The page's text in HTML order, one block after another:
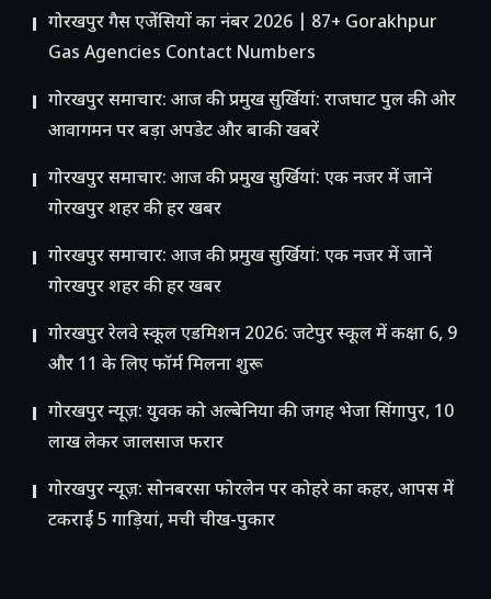
गोरखपुर गैस एजेंसियों का नंबर 2026 | 87+ Gorakhpur
Gas Agencies Contact Numbers
गोरखपुर समाचार: आज की प्रमुख सुर्खियां: राजघाट पुल की ओर
आवागमन पर बड़ा अपडेट और बाकी खबरें
गोरखपुर समाचार: आज की प्रमुख सुर्खियां: एक नजर में जानें
गोरखपुर शहर की हर खबर
गोरखपुर समाचार: आज की प्रमुख सुर्खियां: एक नजर में जानें
गोरखपुर शहर की हर खबर
गोरखपुर रेलवे स्कूल एडमिशन 2026: जटेपुर स्कूल में कक्षा 6, 9
और 11 के लिए फॉर्म मिलना शुरू
गोरखपुर न्यूज़: युवक को अल्बेनिया की जगह भेजा सिंगापुर, 10
लाख लेकर जालसाज फरार
गोरखपुर न्यूज़: सोनबरसा फोरलेन पर कोहरे का कहर, आपस में
टकराईं 5 गाड़ियां, मची चीख-पुकार